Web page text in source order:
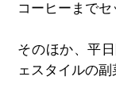
コーヒーまでセ
そのほか、平
ェスタイルの副